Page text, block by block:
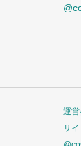
運営
サ